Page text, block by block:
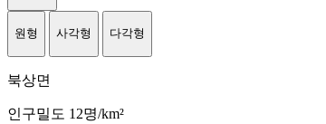
원형 사각형 다각형
북상면
인구밀도 12명/km²